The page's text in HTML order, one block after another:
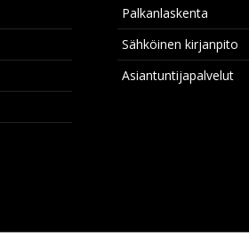
Palkanlaskenta
Sähköinen kirjanpito
Asiantuntijapalvelut